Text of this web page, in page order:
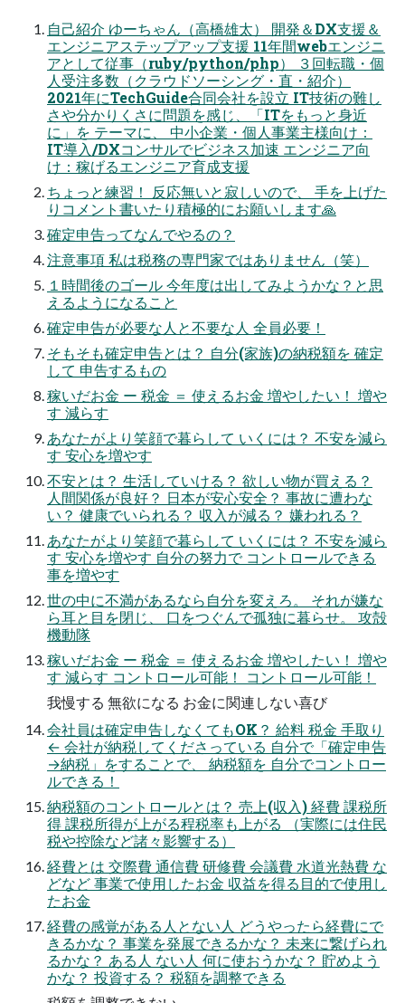
自己紹介 ゆーちゃん（高橋雄太） 開発＆DX支援＆
エンジニアステップアップ支援 11年間webエンジニ
アとして従事（ruby/python/php） ３回転職・個
人受注多数（クラウドソーシング・直・紹介）
2021年にTechGuide合同会社を設立 IT技術の難し
さや分かりくさに問題を感じ、「ITをもっと身近
に」を テーマに、 中小企業・個人事業主様向け：
IT導入/DXコンサルでビジネス加速 エンジニア向
け：稼げるエンジニア育成支援
ちょっと練習！ 反応無いと寂しいので、 手を上げた
りコメント書いたり積極的にお願いします🙏
確定申告ってなんでやるの？
注意事項 私は税務の専門家ではありません（笑）
１時間後のゴール 今年度は出してみようかな？と思
えるようになること
確定申告が必要な人と不要な人 全員必要！
そもそも確定申告とは？ 自分(家族)の納税額を 確定
して 申告するもの
稼いだお金 ー 税金 ＝ 使えるお金 増やしたい！ 増や
す 減らす
あなたがより笑顔で暮らして いくには？ 不安を減ら
す 安心を増やす
不安とは？ 生活していける？ 欲しい物が買える？
人間関係が良好？ 日本が安心安全？ 事故に遭わな
い？ 健康でいられる？ 収入が減る？ 嫌われる？
あなたがより笑顔で暮らして いくには？ 不安を減ら
す 安心を増やす 自分の努力で コントロールできる
事を増やす
世の中に不満があるなら自分を変えろ。 それが嫌な
ら耳と目を閉じ、 口をつぐんで孤独に暮らせ。 攻殻
機動隊
稼いだお金 ー 税金 ＝ 使えるお金 増やしたい！ 増や
す 減らす コントロール可能！ コントロール可能！
我慢する 無欲になる お金に関連しない喜び
会社員は確定申告しなくてもOK？ 給料 税金 手取り
← 会社が納税してくださっている 自分で「確定申告
→納税」をすることで、 納税額を 自分でコントロー
ルできる！
納税額のコントロールとは？ 売上(収入) 経費 課税所
得 課税所得が上がる程税率も上がる （実際には住民
税や控除など諸々影響する）
経費とは 交際費 通信費 研修費 会議費 水道光熱費 な
どなど 事業で使用したお金 収益を得る目的で使用し
たお金
経費の感覚がある人とない人 どうやったら経費にで
きるかな？ 事業を発展できるかな？ 未来に繋げられ
るかな？ ある人 ない人 何に使おうかな？ 貯めよう
かな？ 投資する？ 税額を調整できる